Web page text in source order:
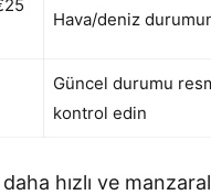
Hava/deniz
Güncel durumu
kontrol edin
hızlı ve